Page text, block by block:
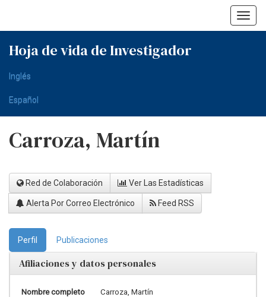
Hoja de vida de Investigador
Inglés
Español
Carroza, Martín
Red de Colaboración Ver Las Estadísticas
Alerta Por Correo Electrónico Feed RSS
Perfil Publicaciones
Afiliaciones y datos personales
Nombre completo Carroza, Martín